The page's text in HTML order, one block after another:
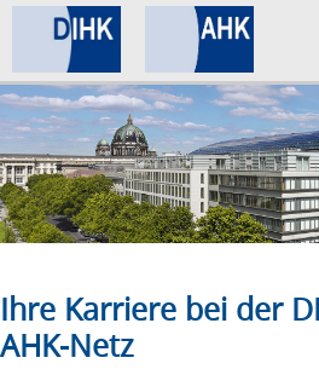
Home
Datenschutz
Impressum
Ihre Karriere bei der
AHK-Netz